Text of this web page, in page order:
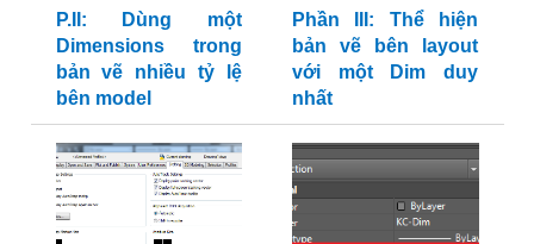
P.II: Dùng một
Dimensions trong
bản vẽ nhiều tỷ lệ
bên model
Phần III: Thể hiện
bản vẽ bên layout
với một Dim duy
nhất